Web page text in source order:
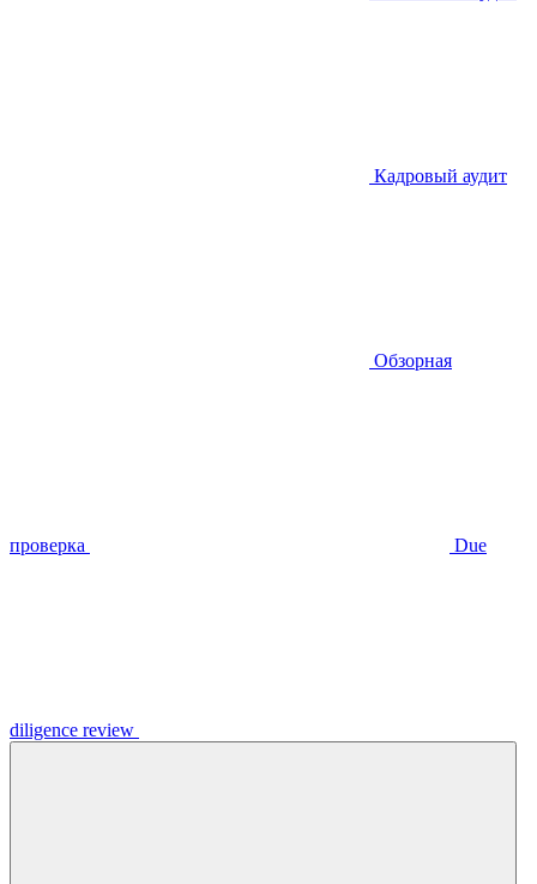
Кадровый аудит
Обзорная
проверка Due
diligence review